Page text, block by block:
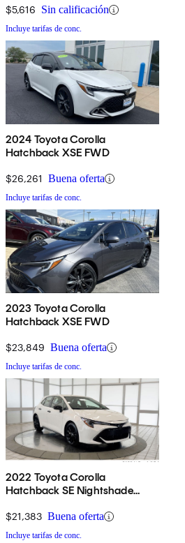
$5,616 Sin calificación
Incluye tarifas de conc.
2024 Toyota Corolla
Hatchback XSE FWD
$26,261 Buena oferta
Incluye tarifas de conc.
2023 Toyota Corolla
Hatchback XSE FWD
$23,849 Buena oferta
Incluye tarifas de conc.
2022 Toyota Corolla
Hatchback SE Nightshade
$21,383 Buena oferta
Incluye tarifas de conc.